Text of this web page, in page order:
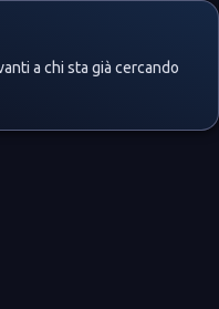
a chi sta già cercando